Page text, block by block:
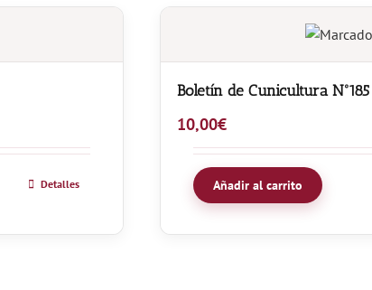
Detalles
Boletín de Cunicultura Nº185
10,00€
Añadir al carrito